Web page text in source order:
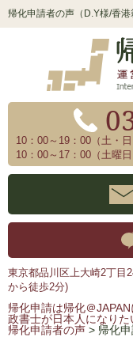
帰化申請者の声（D.Y様/香港
10：00～19：00（土・日
10：00～17：00（土曜日
東京都品川区上大崎2丁
から徒歩2分)
帰化申請は帰化＠
政書士が日本人になり
帰化申請者の声 > 帰化